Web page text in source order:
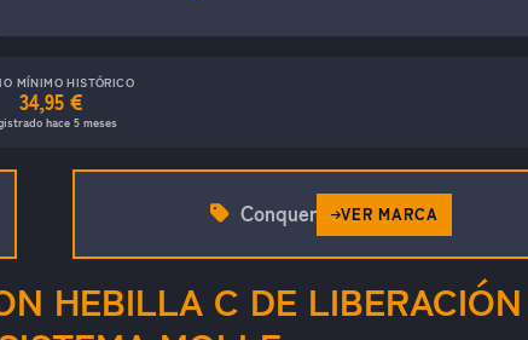
MÍNIMO HISTÓRICO
34,95 €
hace 5 meses
HEBILLA C DE LIBERACIÓN
Conquer VER MARCA